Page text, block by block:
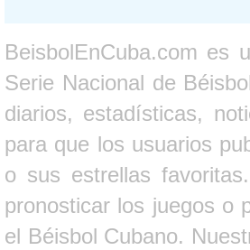
BeisbolEnCuba.com es
Serie Nacional de
diarios, estadísticas,
para que los usuarios
o sus estrellas
pronosticar los juegos o
el Béisbol Cubano.